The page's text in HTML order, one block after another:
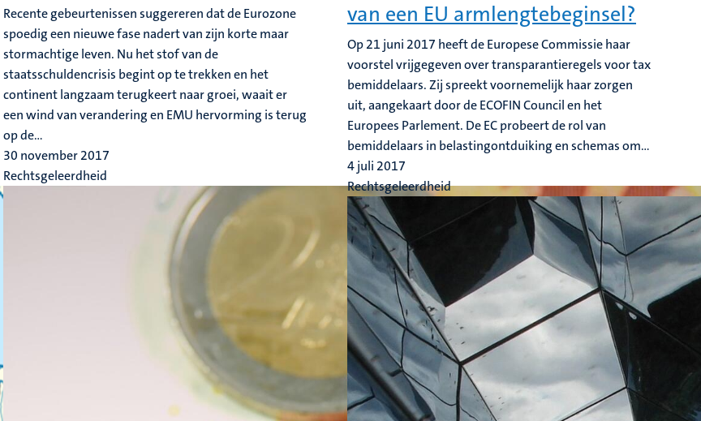
Recente gebeurtenissen suggereren dat de Eurozone
spoedig een nieuwe fase nadert van zijn korte maar
stormachtige leven. Nu het stof van de
staatsschuldencrisis begint op te trekken en het
continent langzaam terugkeert naar groei, waait er
een wind van verandering en EMU hervorming is terug
op de...
30 november 2017
Rechtsgeleerdheid
van een EU armlengtebeginsel?
Op 21 juni 2017 heeft de Europese Commissie haar
voorstel vrijgegeven over transparantieregels voor tax
bemiddelaars. Zij spreekt voornemelijk haar zorgen
uit, aangekaart door de ECOFIN Council en het
Europees Parlement. De EC probeert de rol van
bemiddelaars in belastingontduiking en schemas om...
4 juli 2017
Rechtsgeleerdheid